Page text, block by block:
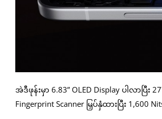
အဲဒီဖုန်းမှာ 6.83” OLED Display ပါလာပြီ
Fingerprint Scanner မြှပ်နှံထားပြီး